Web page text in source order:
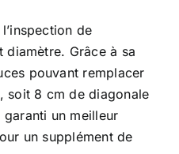
de
diamètre. Grâce à sa
pouvant remplacer
soit 8 cm de diagonale
un meilleur
un supplément de